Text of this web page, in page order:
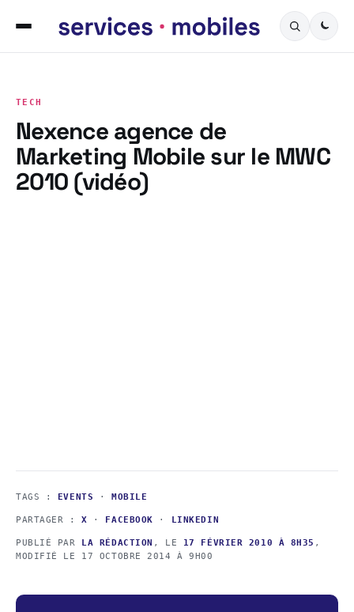
TECH
Nexence agence de
Marketing Mobile sur le MWC
2010 (vidéo)
TAGS : EVENTS · MOBILE
PARTAGER :X · FACEBOOK · LINKEDIN
PUBLIÉ PAR LA RÉDACTION , LE 17 FÉVRIER 2010 À 8H35 ,
MODIFIÉ LE 17 OCTOBRE 2014 À 9H00